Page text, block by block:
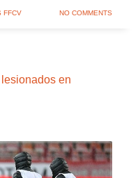
FFCV NO COMMENTS
en